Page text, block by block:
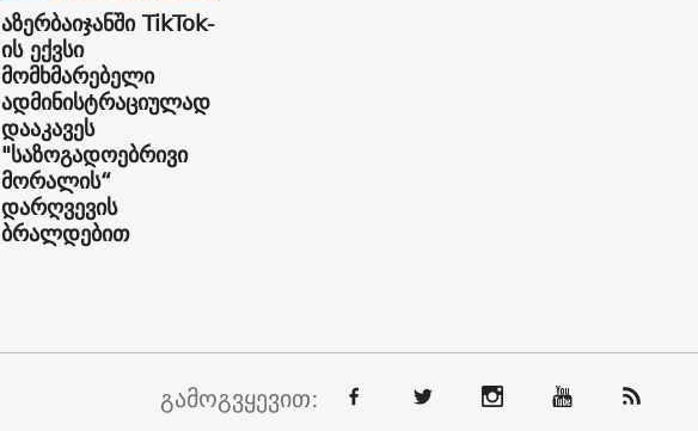
აზერბაიჯანში TikTok-
ის ექვსი
მომხმარებელი
ადმინისტრაციულად
დააკავეს
"საზოგადოებრივი
მორალის“
დარღვევის
ბრალდებით
გამოგვყევით: